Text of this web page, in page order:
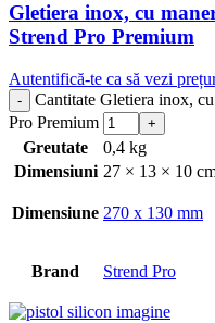
Gletiera inox, cu
Strend Pro Premium
Autentifică-te ca să vezi
Cantitate Gletiera inox,
Pro Premium
Greutate
0,4 kg
Dimensiuni 27 × 13 × 10
Dimensiune 270 x 130 mm
Brand Strend Pro